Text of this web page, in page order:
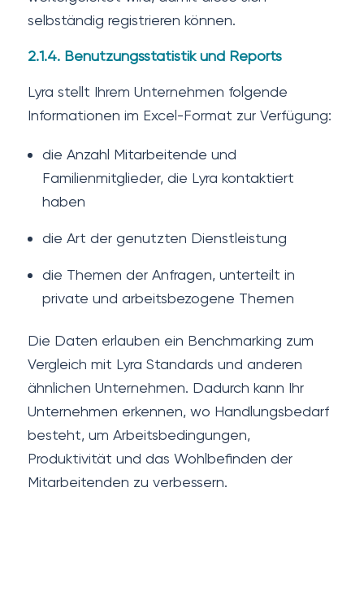
selbständig registrieren können.
2.1.4. Benutzungsstatistik und Reports
Lyra stellt Ihrem Unternehmen folgende
Informationen im Excel-Format zur Verfügung:
die Anzahl Mitarbeitende und
Familienmitglieder, die Lyra kontaktiert
haben
die Art der genutzten Dienstleistung
die Themen der Anfragen, unterteilt in
private und arbeitsbezogene Themen
Die Daten erlauben ein Benchmarking zum
Vergleich mit Lyra Standards und anderen
ähnlichen Unternehmen. Dadurch kann Ihr
Unternehmen erkennen, wo Handlungsbedarf
besteht, um Arbeitsbedingungen,
Produktivität und das Wohlbefinden der
Mitarbeitenden zu verbessern.